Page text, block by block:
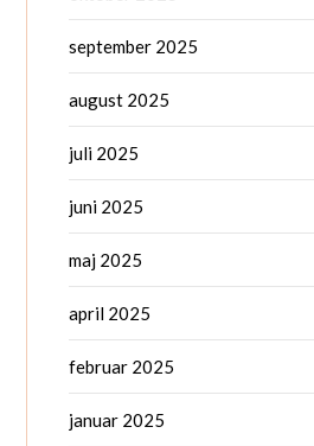
september 2025
august 2025
juli 2025
juni 2025
maj 2025
april 2025
februar 2025
januar 2025